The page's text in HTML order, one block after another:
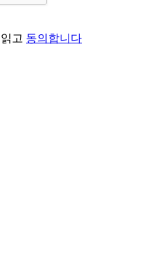
읽고 동의합니다